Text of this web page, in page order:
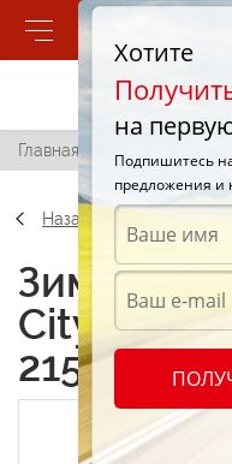
Позвонить
Главная / Pirelli Citynet
Назад
Зимние
Citynet
215/75
Хотите
на
Подпишитесь
предложения и